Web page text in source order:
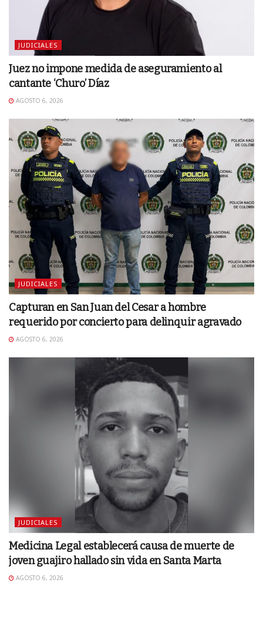
JUDICIALES
Juez no impone medida de aseguramiento al
cantante ‘Churo’ Díaz
AGOSTO 6, 2026
JUDICIALES
Capturan en San Juan del Cesar a hombre
requerido por concierto para delinquir agravado
AGOSTO 6, 2026
JUDICIALES
Medicina Legal establecerá causa de muerte de
joven guajiro hallado sin vida en Santa Marta
AGOSTO 6, 2026